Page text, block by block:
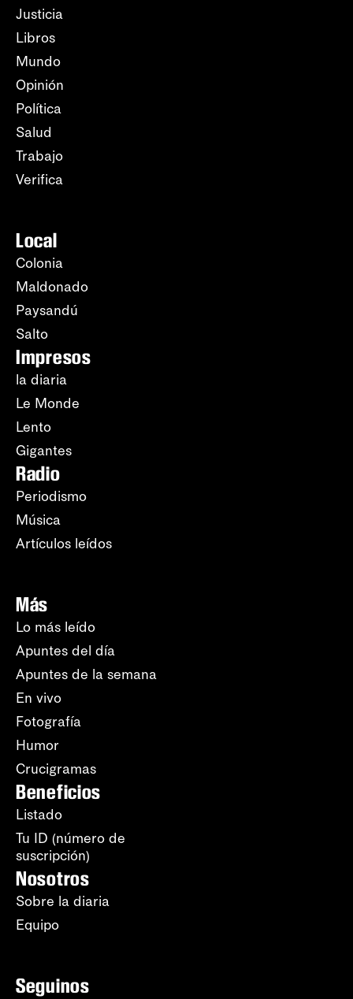
Justicia
Libros
Mundo
Opinión
Política
Salud
Trabajo
Verifica
Local
Colonia
Maldonado
Paysandú
Salto
Impresos
la diaria
Le Monde
Lento
Gigantes
Radio
Periodismo
Música
Artículos leídos
Más
Lo más leído
Apuntes del día
Apuntes de la semana
En vivo
Fotografía
Humor
Crucigramas
Beneficios
Listado
Tu ID (número de
suscripción)
Nosotros
Sobre la diaria
Equipo
Seguinos